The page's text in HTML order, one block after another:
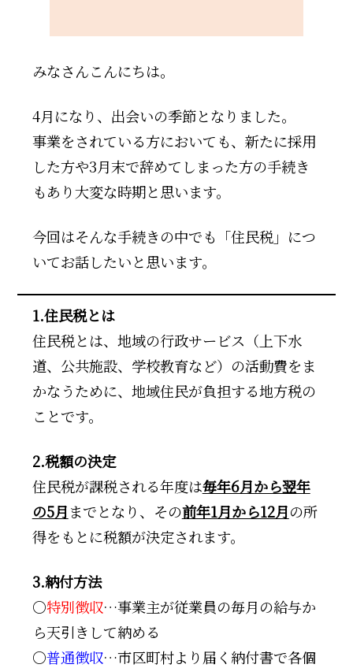
みなさんこんにちは。
4月になり、出会いの季節となりました。
事業をされている方においても、新たに採用
した方や3月末で辞めてしまった方の手続き
もあり大変な時期と思います。
今回はそんな手続きの中でも「住民税」につ
いてお話したいと思います。
1.住民税とは
住民税とは、地域の行政サービス（上下水
道、公共施設、学校教育など）の活動費をま
かなうために、地域住民が負担する地方税の
ことです。
2.税額の決定
住民税が課税される年度は毎年6月から翌年
の5月までとなり、その前年1月から12月の所
得をもとに税額が決定されます。
3.納付方法
〇特別徴収…事業主が従業員の毎月の給与か
ら天引きして納める
〇普通徴収…市区町村より届く納付書で各個